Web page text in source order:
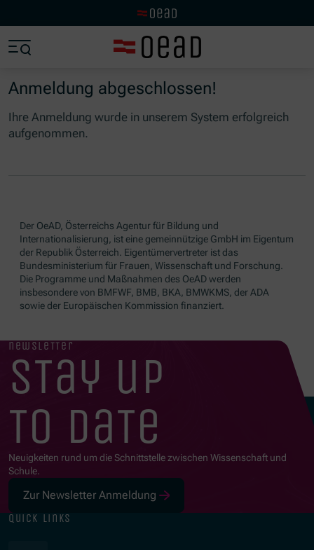
Anmeldung abgeschlossen!
Ihre Anmeldung wurde in unserem System erfolgreich
aufgenommen.
Der OeAD, Österreichs Agentur für Bildung und
Internationalisierung, ist eine gemeinnützige GmbH im Eigentum
der Republik Österreich. Eigentümervertreter ist das
Bundesministerium für Frauen, Wissenschaft und Forschung.
Die Programme und Maßnahmen des OeAD werden
insbesondere von BMFWF, BMB, BKA, BMWKMS, der ADA
sowie der Europäischen Kommission finanziert.
newsletter
stay up
to date
Neuigkeiten rund um die Schnittstelle zwischen Wissenschaft und
Schule.
Zur Newsletter Anmeldung
quick links